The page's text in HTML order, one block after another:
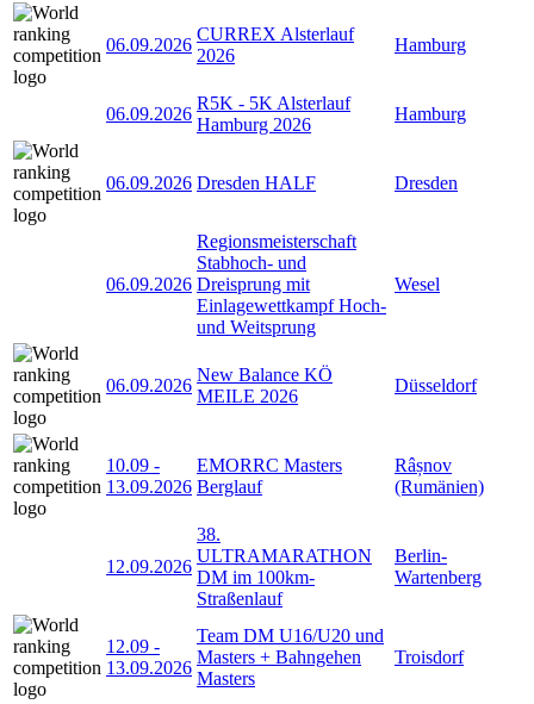
06.09.2026
CURREX Alsterlauf
2026
Hamburg
06.09.2026
R5K - 5K Alsterlauf
Hamburg 2026
Hamburg
06.09.2026 Dresden HALF Dresden
06.09.2026
Regionsmeisterschaft
Stabhoch- und
Dreisprung mit
Einlagewettkampf Hoch-
und Weitsprung
Wesel
06.09.2026
New Balance KÖ
MEILE 2026
Düsseldorf
10.09 -
13.09.2026
EMORRC Masters
Berglauf
Râșnov
(Rumänien)
12.09.2026
38.
ULTRAMARATHON
DM im 100km-
Straßenlauf
Berlin-
Wartenberg
12.09 -
13.09.2026
Team DM U16/U20 und
Masters + Bahngehen
Masters
Troisdorf